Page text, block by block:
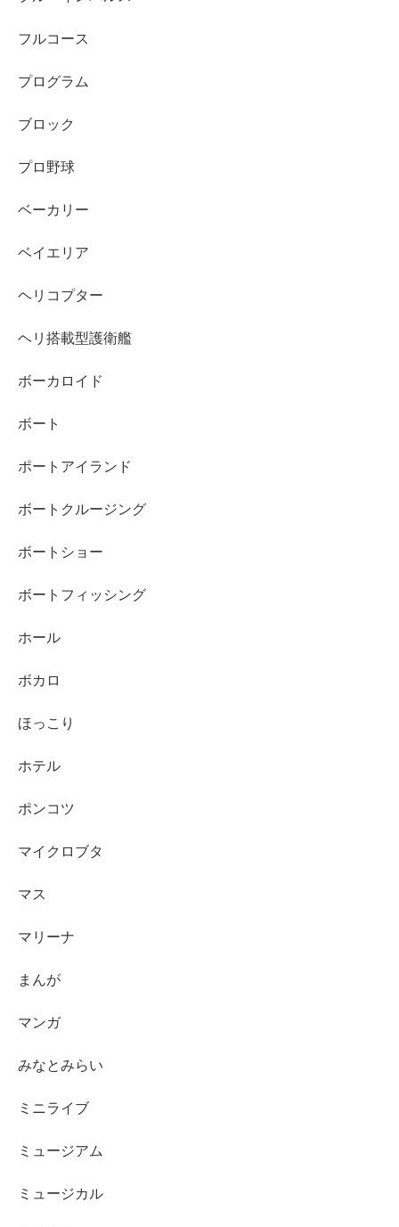
フルコース
プログラム
ブロック
プロ野球
ベーカリー
ベイエリア
ヘリコプター
ヘリ搭載型護衛艦
ボーカロイド
ボート
ポートアイランド
ボートクルージング
ボートショー
ボートフィッシング
ホール
ボカロ
ほっこり
ホテル
ポンコツ
マイクロブタ
マス
マリーナ
まんが
マンガ
みなとみらい
ミニライブ
ミュージアム
ミュージカル